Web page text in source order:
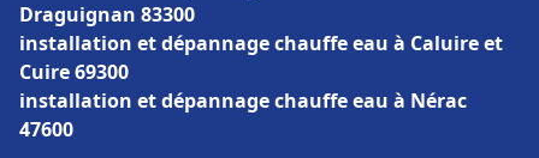
Draguignan 83300
installation et dépannage chauffe eau à Caluire et
Cuire 69300
installation et dépannage chauffe eau à Nérac
47600